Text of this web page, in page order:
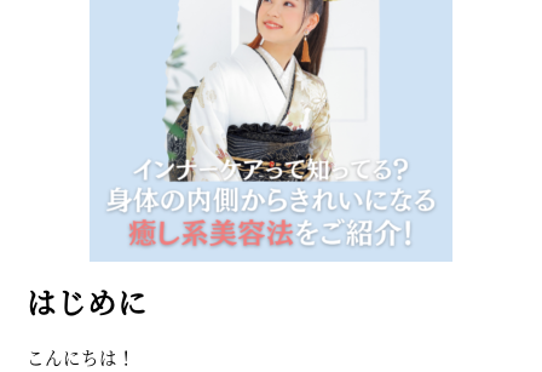
はじめに
こんにちは！